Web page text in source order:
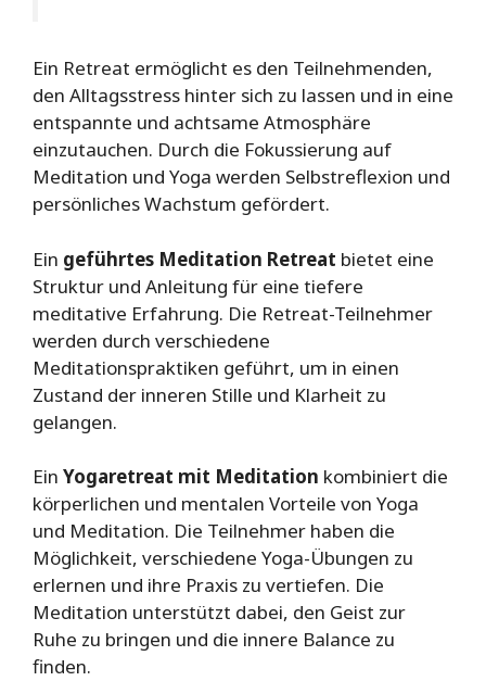
Ein Retreat ermöglicht es den Teilnehmenden,
den Alltagsstress hinter sich zu lassen und in eine
entspannte und achtsame Atmosphäre
einzutauchen. Durch die Fokussierung auf
Meditation und Yoga werden Selbstreflexion und
persönliches Wachstum gefördert.
Ein geführtes Meditation Retreat bietet eine
Struktur und Anleitung für eine tiefere
meditative Erfahrung. Die Retreat-Teilnehmer
werden durch verschiedene
Meditationspraktiken geführt, um in einen
Zustand der inneren Stille und Klarheit zu
gelangen.
Ein Yogaretreat mit Meditation kombiniert die
körperlichen und mentalen Vorteile von Yoga
und Meditation. Die Teilnehmer haben die
Möglichkeit, verschiedene Yoga-Übungen zu
erlernen und ihre Praxis zu vertiefen. Die
Meditation unterstützt dabei, den Geist zur
Ruhe zu bringen und die innere Balance zu
finden.